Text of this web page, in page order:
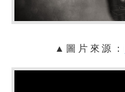
▲ 圖片來源：